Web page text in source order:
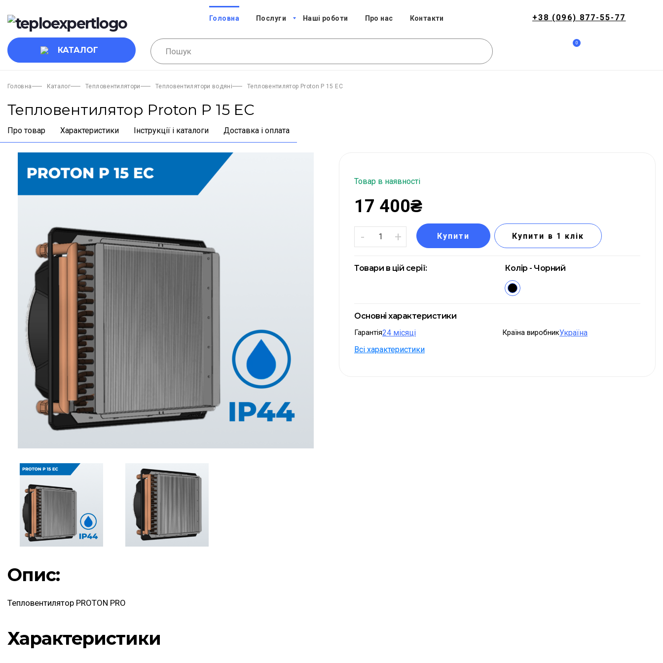
Головна Послуги Наші роботи Про нас Контакти +38 (096) 877-55-77
КАТАЛОГ
0
Головна Каталог Тепловентилятори Тепловентилятори водяні Тепловентилятор Proton P 15 EC
Тепловентилятор Proton P 15 EC
Про товар Характеристики Інструкції і каталоги Доставка і оплата
Опис:
Тепловентилятор PROTON PRO
Характеристики
Товар в наявності
17 400₴
- + Купити Купити в 1 клік
Товари в цій серії: Колір - Чорний
Основні характеристики
Гарантія24 місяці Країна виробникУкраїна
Всі характеристики